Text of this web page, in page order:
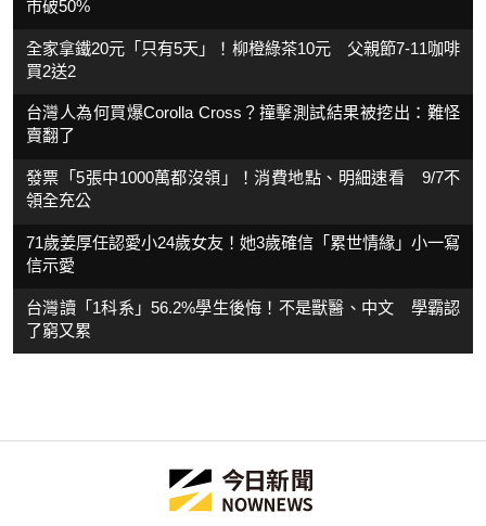
市破50%
全家拿鐵20元「只有5天」！柳橙綠茶10元 父親節7-11咖啡
買2送2
台灣人為何買爆Corolla Cross？撞擊測試結果被挖出：難怪
賣翻了
發票「5張中1000萬都沒領」！消費地點、明細速看 9/7不
領全充公
71歲姜厚任認愛小24歲女友！她3歲確信「累世情緣」小一寫
信示愛
台灣讀「1科系」56.2%學生後悔！不是獸醫、中文 學霸認
了窮又累